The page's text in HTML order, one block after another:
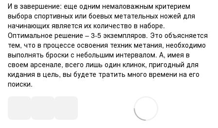
И в завершение: еще одним немаловажным критерием
выбора спортивных или боевых метательных ножей для
начинающих является их количество в наборе.
Оптимальное решение – 3-5 экземпляров. Это объясняется
тем, что в процессе освоения техник метания, необходимо
выполнять броски с небольшим интервалом. А, имея в
своем арсенале, всего лишь один клинок, пригодный для
кидания в цель, вы будете тратить много времени на его
поиски.